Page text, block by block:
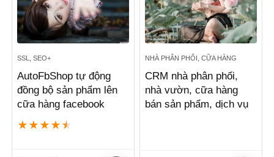
SSL, SEO+
AutoFbShop tự động
đồng bộ sản phẩm lên
cữa hàng facebook
★ ★ ★ ★ ★
NHÀ PHÂN PHỐI, CỮA HÀNG
CRM nhà phân phối,
nhà vườn, cữa hàng
bán sản phẩm, dịch vụ